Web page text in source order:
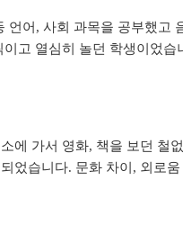
언어, 사회 과목을 공부했고
고 열심히 놀던 학생이었습
에 가서 영화, 책을 보던 철
었습니다. 문화 차이, 외로